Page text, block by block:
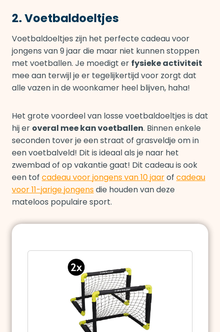
2. Voetbaldoeltjes
Voetbaldoeltjes zijn het perfecte cadeau voor
jongens van 9 jaar die maar niet kunnen stoppen
met voetballen. Je moedigt er fysieke activiteit
mee aan terwijl je er tegelijkertijd voor zorgt dat
alle vazen in de woonkamer heel blijven, haha!
Het grote voordeel van losse voetbaldoeltjes is dat
hij er overal mee kan voetballen. Binnen enkele
seconden tover je een straat of grasveldje om in
een voetbalveld! Dit is ideaal als je naar het
zwembad of op vakantie gaat! Dit cadeau is ook
een tof cadeau voor jongens van 10 jaarof cadeau
voor 11-jarige jongensdie houden van deze
mateloos populaire sport.